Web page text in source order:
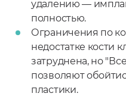
удалению —
полностью.
Ограничения по
недостатке кости
затруднена, но
позволяют
пластики.